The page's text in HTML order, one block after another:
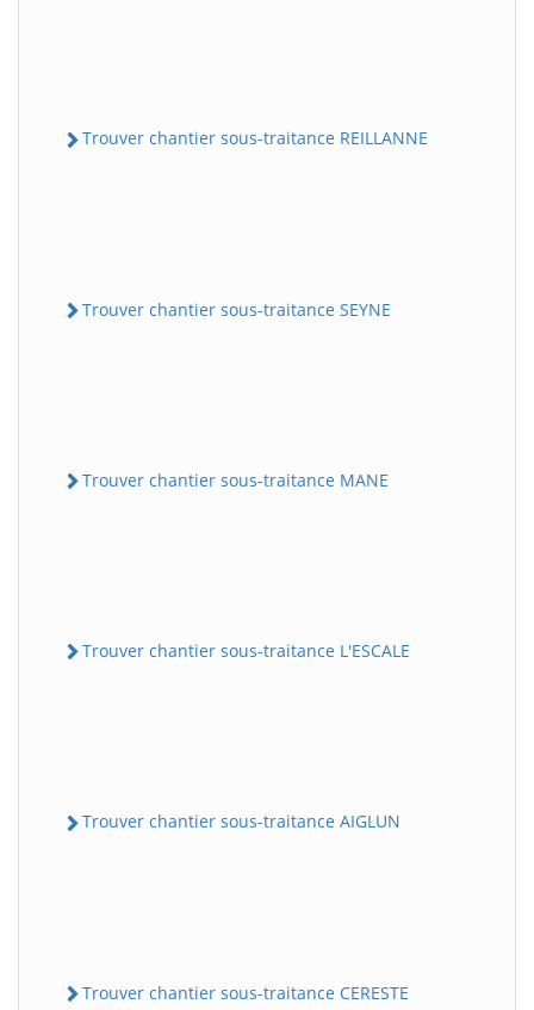
Trouver chantier sous-traitance REILLANNE
Trouver chantier sous-traitance SEYNE
Trouver chantier sous-traitance MANE
Trouver chantier sous-traitance L'ESCALE
Trouver chantier sous-traitance AIGLUN
Trouver chantier sous-traitance CERESTE